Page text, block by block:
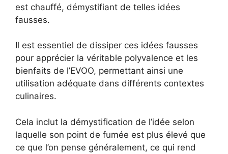
est chauffé, démystifiant de telles idées
fausses.
Il est essentiel de dissiper ces idées fausses
pour apprécier la véritable polyvalence et les
bienfaits de l’EVOO, permettant ainsi une
utilisation adéquate dans différents contextes
culinaires.
Cela inclut la démystification de l’idée selon
laquelle son point de fumée est plus élevé que
ce que l’on pense généralement, ce qui rend